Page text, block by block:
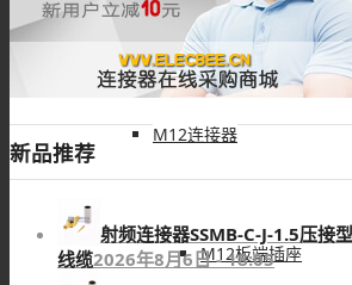
M8配件
M12连接器
M12板端插座